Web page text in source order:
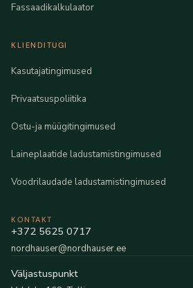
Fassaadikalkulaator
KLIENDITUGI
Kasutajatingimused
Privaatsuspoliitika
Ostu-ja müügitingimused
Laineplaatide ladustamistingimused
Voodrilaudade ladustamistingimused
KONTAKT
+372 5625 0717
nordhauser@nordhauser.ee
Väljastuspunkt